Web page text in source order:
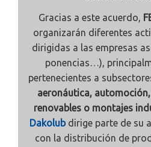
Gracias a este acuerdo,
organizarán diferentes
dirigidas a las empresas
ponencias…),
pertenecientes a
aeronáutica,
renovables o montajes
Dakolubdirige parte de su
con la distribución de